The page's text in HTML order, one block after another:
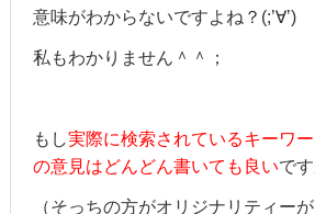
意味がわからないですよね？(;’∀’)
私もわかりません＾＾；
もし実際に検索されているキーワ
の意見はどんどん書いても良いで
（そっちの方がオリジナリティー